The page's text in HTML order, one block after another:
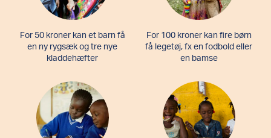
For 50 kroner kan et barn få
en ny rygsæk og tre nye
kladdehæfter
For 100 kroner kan fire børn
få legetøj, fx en fodbold eller
en bamse